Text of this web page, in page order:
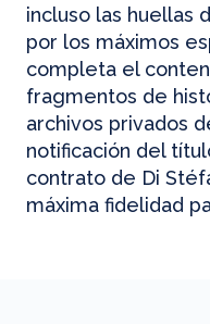
incluso las huellas
por los máximos
completa el
fragmentos de
archivos privados
notificación del
contrato de Di
máxima fidelidad